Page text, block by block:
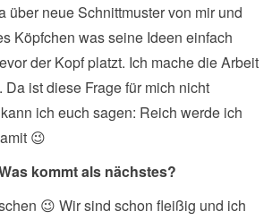
über neue Schnittmuster von mir und
Köpfchen was seine Ideen einfach
der Kopf platzt. Ich mache die Arbeit
Da ist diese Frage für mich nicht
ich euch sagen: Reich werde ich
😉
kommt als nächstes?
😉 Wir sind schon fleißig und ich